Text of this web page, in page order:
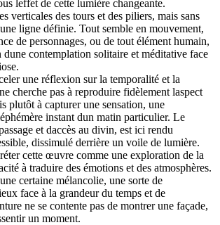
leffet de cette lumière changeante.
verticales des tours et des piliers, mais sans
ligne définie. Tout semble en mouvement,
de personnages, ou de tout élément humain,
contemplation solitaire et méditative face
une réflexion sur la temporalité et la
cherche pas à reproduire fidèlement laspect
plutôt à capturer une sensation, une
instant dun matin particulier. Le
et daccès au divin, est ici rendu
dissimulé derrière un voile de lumière.
cette œuvre comme une exploration de la
à traduire des émotions et des atmosphères.
certaine mélancolie, une sorte de
face à la grandeur du temps et de
ne se contente pas de montrer une façade,
un moment.